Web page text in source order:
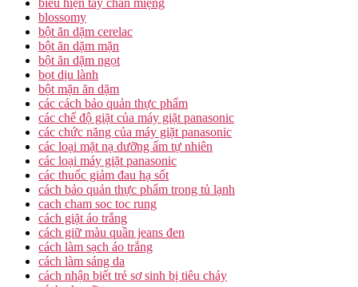
blossomy
bột ăn dặm cerelac
bột ăn dặm mặn
bột ăn dặm ngọt
bọt dịu lành
bột mặn ăn dặm
các cách bảo quản thực phẩm
các chế độ giặt của máy giặt panasonic
các chức năng của máy giặt panasonic
các loại mặt nạ dưỡng ẩm tự nhiên
các loại máy giặt panasonic
các thuốc giảm đau hạ sốt
cách bảo quản thực phẩm trong tủ lạnh
cach cham soc toc rung
cách giặt áo trắng
cách giữ màu quần jeans đen
cách làm sạch áo trắng
cách làm sáng da
cách nhận biết trẻ sơ sinh bị tiêu chảy